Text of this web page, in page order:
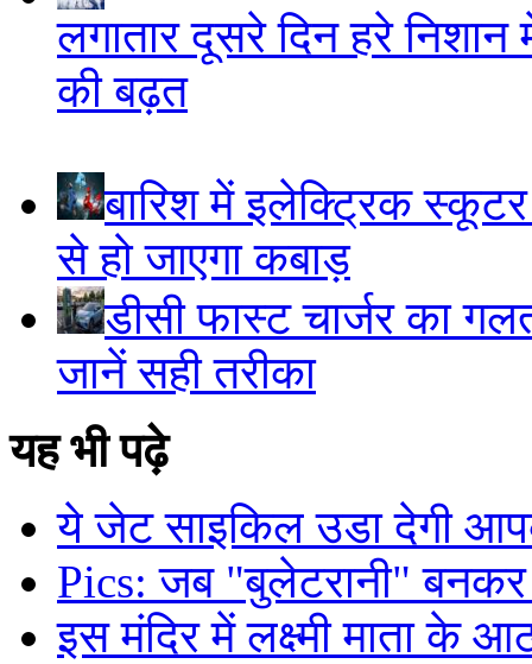
लगातार दूसरे दिन हरे
की बढ़त
बारिश में इलेक्ट्रिक स्कूटर
से हो जाएगा कबाड़
डीसी फास्ट चार्जर का
जानें सही तरीका
यह भी पढ़े
ये जेट साइकिल उडा देगी
Pics: जब "बुलेटरानी"
इस मंदिर में लक्ष्मी माता के